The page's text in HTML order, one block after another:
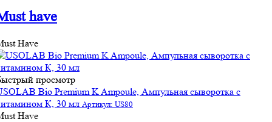
have
Have
просмотр
Bio Premium K Ampoule, Ампульная сыворотка с
К, 30 мл Артикул: US80
Have